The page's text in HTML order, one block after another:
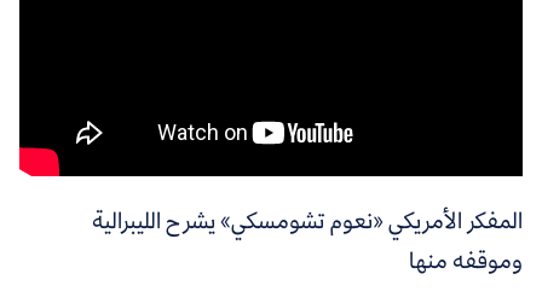
المفكر الأمريكي «نعوم تشومسكي» يشرح الليبرالية
وموقفه منها